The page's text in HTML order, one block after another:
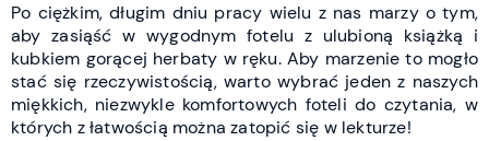
Po ciężkim, długim dniu pracy wielu z nas marzy o tym,
aby zasiąść w wygodnym fotelu z ulubioną książką i
kubkiem gorącej herbaty w ręku. Aby marzenie to mogło
stać się rzeczywistością, warto wybrać jeden z naszych
miękkich, niezwykle komfortowych foteli do czytania, w
których z łatwością można zatopić się w lekturze!